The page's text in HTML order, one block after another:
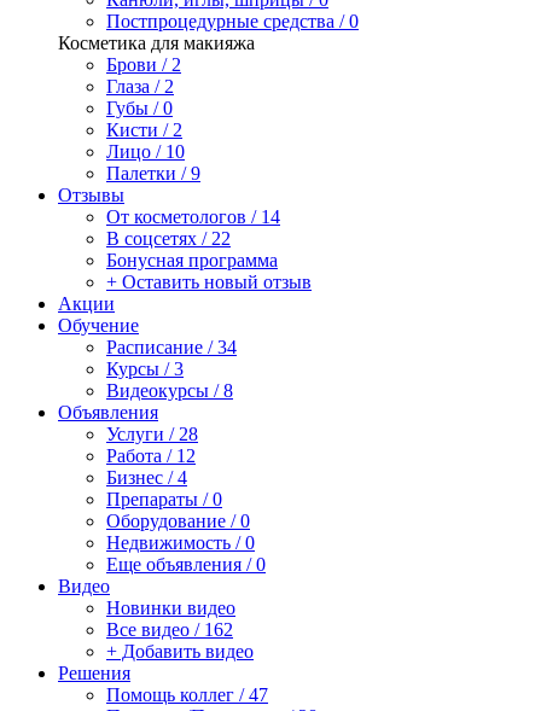
Постпроцедурные средства / 0
Косметика для макияжа
Брови / 2
Глаза / 2
Губы / 0
Кисти / 2
Лицо / 10
Палетки / 9
Отзывы
От косметологов / 14
В соцсетях / 22
Бонусная программа
+ Оставить новый отзыв
Акции
Обучение
Расписание / 34
Курсы / 3
Видеокурсы / 8
Объявления
Услуги / 28
Работа / 12
Бизнес / 4
Препараты / 0
Оборудование / 0
Недвижимость / 0
Еще объявления / 0
Видео
Новинки видео
Все видео / 162
+ Добавить видео
Решения
Помощь коллег / 47